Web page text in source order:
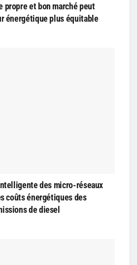
propre et bon marché peut
énergétique plus équitable
des micro-réseaux
coûts énergétiques des
de diesel